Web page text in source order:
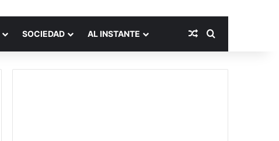
SOCIEDAD AL INSTANTE Publicación al
Buscar por